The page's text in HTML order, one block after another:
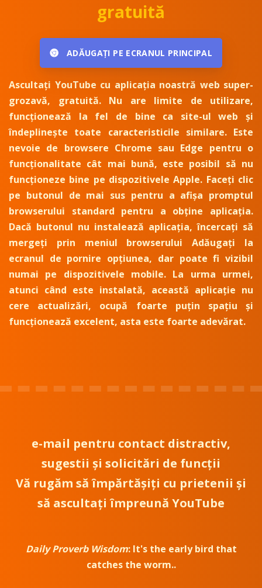
gratuită
ADĂUGAȚI PE ECRANUL PRINCIPAL
Ascultați YouTube cu aplicația noastră web super-
grozavă, gratuită. Nu are limite de utilizare,
funcționează la fel de bine ca site-ul web și
îndeplinește toate caracteristicile similare. Este
nevoie de browsere Chrome sau Edge pentru o
funcționalitate cât mai bună, este posibil să nu
funcționeze bine pe dispozitivele Apple. Faceți clic
pe butonul de mai sus pentru a afișa promptul
browserului standard pentru a obține aplicația.
Dacă butonul nu instalează aplicația, încercați să
mergeți prin meniul browserului Adăugați la
ecranul de pornire opțiunea, dar poate fi vizibil
numai pe dispozitivele mobile. La urma urmei,
atunci când este instalată, această aplicație nu
cere actualizări, ocupă foarte puțin spațiu și
funcționează excelent, asta este foarte adevărat.
e-mail pentru contact distractiv,
sugestii și solicitări de funcții
Vă rugăm să împărtășiți cu prietenii și
să ascultați împreună YouTube
Daily Proverb Wisdom: It's the early bird that
catches the worm..